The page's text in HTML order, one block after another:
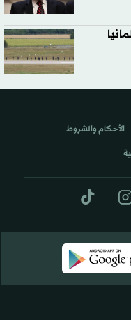
الأحكام والشروط